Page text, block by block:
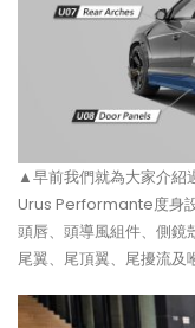
▲早前我們就為大家介
Urus Performante度身設
頭唇、頭導風組件、側鏡
尾翼、尾頂翼、尾擾流及